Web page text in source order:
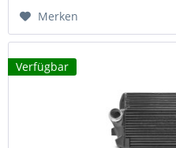
Merken
Verfügbar